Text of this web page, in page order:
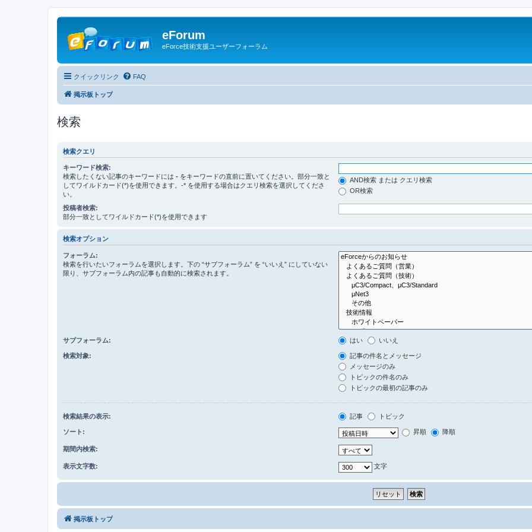
eForum
eForce技術支援ユーザーフォーラム
クイックリンク FAQ
掲示板トップ
検索
検索クエリ
キーワード検索:
検索したくない記事のキーワードには - をキーワードの直前に置いてください。部分一致と
してワイルドカード(*)を使用できます。-* を使用する場合はクエリ検索を選択してくださ
い。
AND検索 または クエリ検索
OR検索
投稿者検索:
部分一致としてワイルドカード(*)を使用できます
検索オプション
フォーラム:
検索を行いたいフォーラムを選択します。下の “サブフォーラム” を “いいえ” にしていない
限り、サブフォーラム内の記事も自動的に検索されます。
サブフォーラム: はい いいえ
検索対象:
記事の件名とメッセージ
メッセージのみ
トピックの件名のみ
トピックの最初の記事のみ
検索結果の表示: 記事 トピック
ソート: 昇順 降順
期間内検索:
表示文字数: 文字
掲示板トップ